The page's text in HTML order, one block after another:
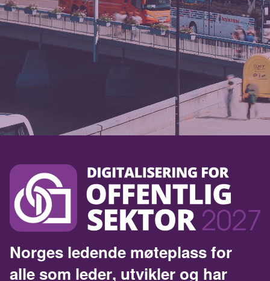
Norges ledende møteplassfor
alle som leder, utvikler og har